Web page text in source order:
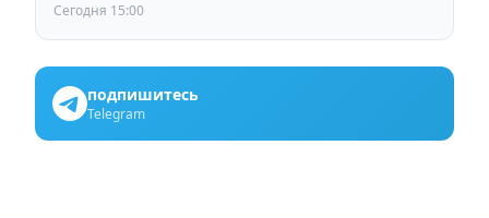
Сегодня 15:00
подпишитесь
Telegram